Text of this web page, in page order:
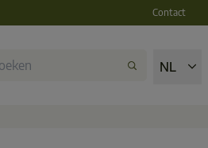
Contact
NL